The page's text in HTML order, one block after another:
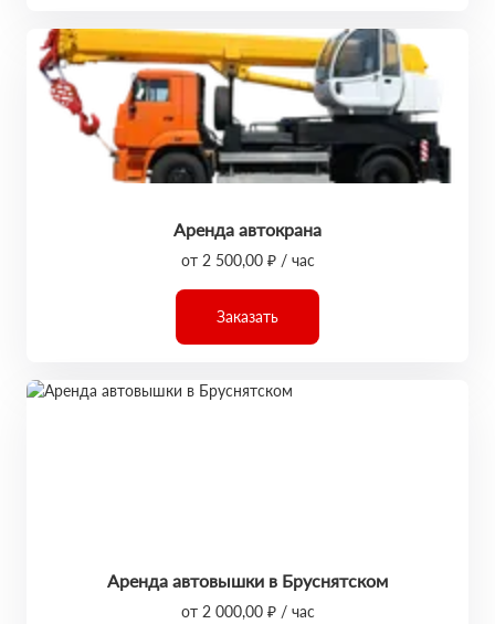
Аренда автокрана
от 2 500,00 ₽ / час
Заказать
Аренда автовышки в Бруснятском
от 2 000,00 ₽ / час